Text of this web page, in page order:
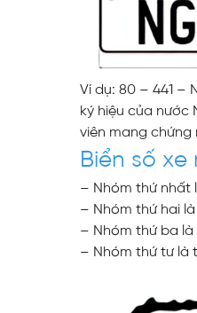
Ví dụ: 80 – 441 –
ký hiệu của nước
viên mang chứng
Biển số
– Nhóm thứ nhất
– Nhóm thứ hai
– Nhóm thứ ba là
– Nhóm thứ tư là